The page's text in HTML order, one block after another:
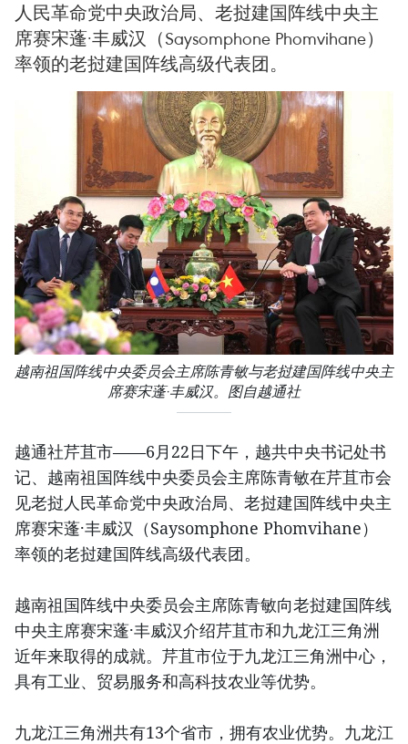
人民革命党中央政治局、老挝建国阵线中央主
席赛宋蓬·丰威汉（Saysomphone Phomvihane）
率领的老挝建国阵线高级代表团。
越南祖国阵线中央委员会主席陈青敏与老挝建国阵线中央主
席赛宋蓬·丰威汉。图自越通社
越通社芹苴市——6月22日下午，越共中央书记处书
记、越南祖国阵线中央委员会主席陈青敏在芹苴市会
见老挝人民革命党中央政治局、老挝建国阵线中央主
席赛宋蓬·丰威汉（Saysomphone Phomvihane）
率领的老挝建国阵线高级代表团。
越南祖国阵线中央委员会主席陈青敏向老挝建国阵线
中央主席赛宋蓬·丰威汉介绍芹苴市和九龙江三角洲
近年来取得的成就。芹苴市位于九龙江三角洲中心，
具有工业、贸易服务和高科技农业等优势。
九龙江三角洲共有13个省市，拥有农业优势。九龙江